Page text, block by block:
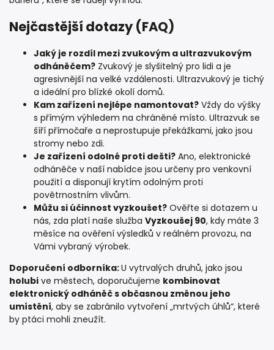
Nejčastější dotazy (FAQ)
Jaký je rozdíl mezi zvukovým a ultrazvukovým
odháněčem? Zvukový je slyšitelný pro lidi a je
agresivnější na velké vzdálenosti. Ultrazvukový je tichý
a ideální pro blízké okolí domů.
Kam zařízení nejlépe namontovat? Vždy do výšky
s přímým výhledem na chráněné místo. Ultrazvuk se
šíří přímočaře a neprostupuje překážkami, jako jsou
stromy nebo zdi.
Je zařízení odolné proti dešti? Ano, elektronické
odháněče v naší nabídce jsou určeny pro venkovní
použití a disponují krytím odolným proti
povětrnostním vlivům.
Můžu si účinnost vyzkoušet? Ověřte si dotazem u
nás, zda platí naše služba Vyzkoušej 90, kdy máte 3
měsíce na ověření výsledků v reálném provozu, na
Vámi vybraný výrobek.
Doporučení odborníka:U vytrvalých druhů, jako jsou
holubi ve městech, doporučujeme kombinovat
elektronický odháněč s občasnou změnou jeho
umístění, aby se zabránilo vytvoření „mrtvých úhlů“, které
by ptáci mohli zneužít.